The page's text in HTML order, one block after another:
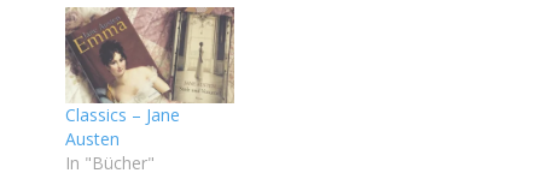
Classics – Jane
Austen
In "Bücher"